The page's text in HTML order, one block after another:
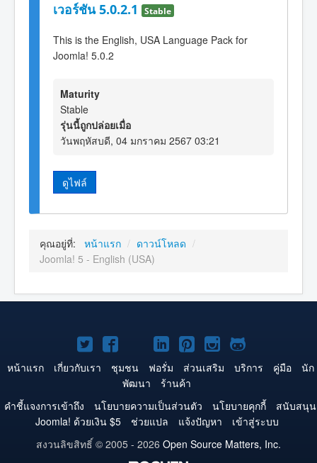
เวอร์ชัน 5.0.2.1 Stable
This is the English, USA Language Pack for
Joomla! 5.0.2
Maturity
Stable
รุ่นนี้ถูกปล่อยเมื่อ
วันพฤหัสบดี, 04 มกราคม 2567 03:21
ดูไฟล์
คุณอยู่ที่: หน้าแรก / ดาวน์โหลด /
Joomla! 5 - English (USA)
Joomla!
บน
Twitter
Joomla!
บน
Facebook
Joomla!
บน
YouTube
Joomla!
บน
LinkedIn
Joomla!
บน
Pinterest
Joomla!
บน
Joomla!
บน
หน้าแรก เกี่ยวกับเรา ชุมชน ฟอรั่ม ส่วนเสริม บริการ คู่มือ
นัก
พัฒนา
ร้านค้า
คำชี้แจงการเข้าถึง
นโยบายความเป็นส่วนตัว นโยบายคุกกี้
สนับสนุน
Joomla! ด้วยเงิน $5
ช่วยแปล แจ้งปัญหา
เข้าสู่ระบบ
สงวนลิขสิทธิ์ © 2005 - 2026 Open Source Matters, Inc.